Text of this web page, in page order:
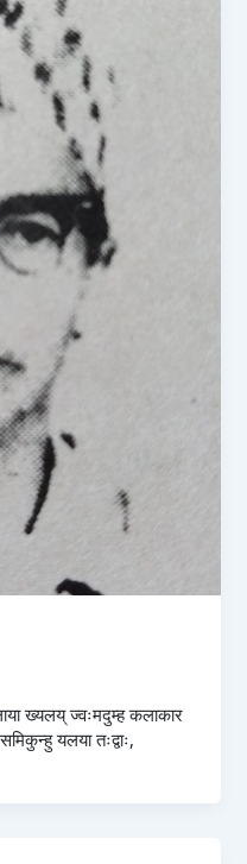
ख्यलय् ज्वःमदुम्ह कलाकार
यलया तःद्वाः,